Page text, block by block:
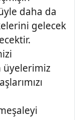
daha da
gelecek
üyelerimiz